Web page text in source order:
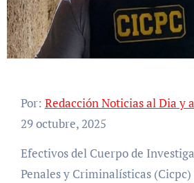
Por: Redacción Noticias al Dia y
29 octubre, 2025
Efectivos del Cuerpo de Investigaciones Científicas,
Penales y Criminalísticas